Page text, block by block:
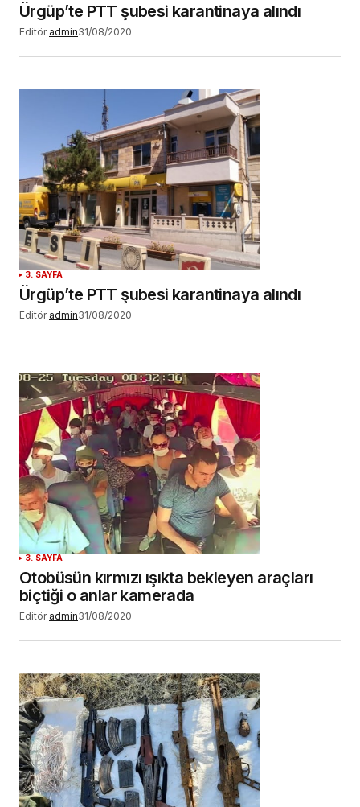
Ürgüp’te PTT şubesi karantinaya alındı
Editör admin31/08/2020
3. SAYFA
Ürgüp’te PTT şubesi karantinaya alındı
Editör admin31/08/2020
3. SAYFA
Otobüsün kırmızı ışıkta bekleyen araçları
biçtiği o anlar kamerada
Editör admin31/08/2020